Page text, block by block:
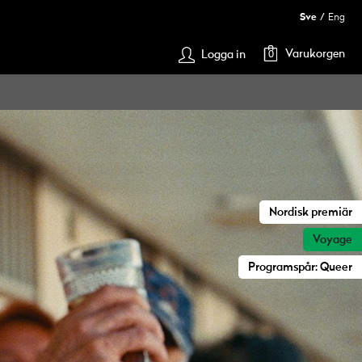
Sve Eng
Logga in 0 Varukorgen
Nordisk premiär
Voyage
Programspår: Queer